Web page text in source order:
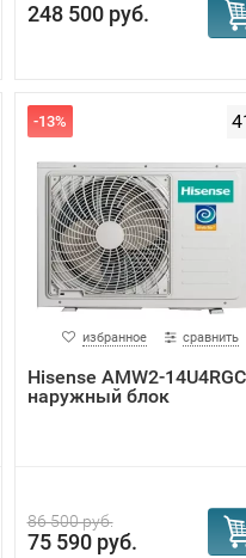
248 500 руб.
-13%
избранное сравнить
Hisense AMW2-14U4RGC
наружный блок
86 500 руб.
75 590 руб.